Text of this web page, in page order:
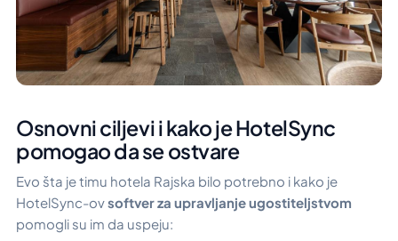
Osnovni ciljevi i kako je HotelSync
pomogao da se ostvare
Evo šta je timu hotela Rajska bilo potrebno i kako je
HotelSync-ovsoftver za upravljanje ugostiteljstvom
pomogli su im da uspeju: